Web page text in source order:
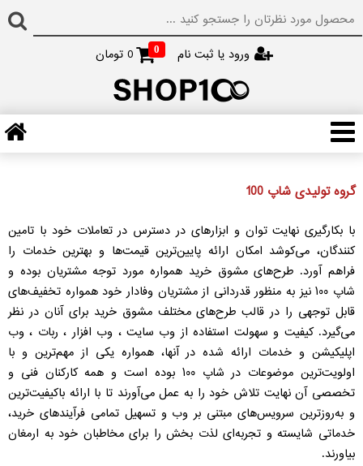
ورود یا ثبت نام 0
0 تومان
گروه تولیدی شاپ 100
با بکارگیری نهایت توان و ابزارهای در دسترس در تعاملات خود با تامین‏
کنندگان، می‏‏‌کوشد امکان ارائه پایین‏‏‌ترین قیمت‏‏‌ها و بهترین خدمات را
فراهم آورد. طرح‏‏‌های مشوق خرید همواره مورد توجه مشتریان بوده و
شاپ ۱۰۰ نیز به منظور قدردانی از مشتریان وفادار خود همواره تخفیف‏‌های
قابل توجهی را در قالب طرح‌های مختلف مشوق خرید برای آنان در نظر
می‏‏‌گیرد. کیفیت و سهولت استفاده از وب سایت ، وب افزار ، ربات ، وب
اپلیکیشن و خدمات ارائه شده در آنها، همواره یکی از مهم‏‌ترین و با
اولویت‌ترین موضوعات در شاپ ۱۰۰ بوده است و همه کارکنان فنی و
تخصصی آن نهایت تلاش خود را به عمل می‌آورند تا با ارائه با‏کیفیت‏‌ترین
و به‏‌روز‏ترین سرویس‏‌های مبتنی بر وب و تسهیل تمامی فرآیندهای خرید،
خدماتی شایسته و تجربه‌ای لذت بخش را برای مخاطبان خود به ارمغان
بیاورند.